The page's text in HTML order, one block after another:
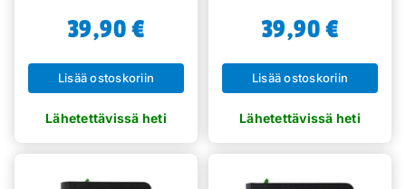
39,90€
Lisää ostoskoriin
39,90€
Lisää ostoskoriin